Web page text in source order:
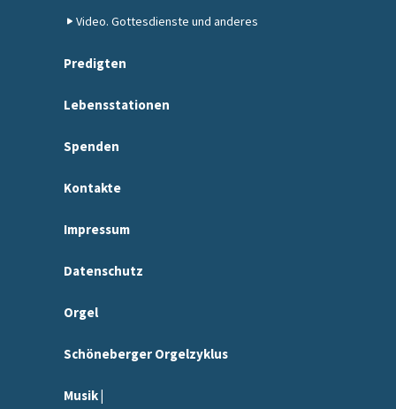
Video. Gottesdienste und anderes
Predigten
Lebensstationen
Spenden
Kontakte
Impressum
Datenschutz
Orgel
Schöneberger Orgelzyklus
Musik |